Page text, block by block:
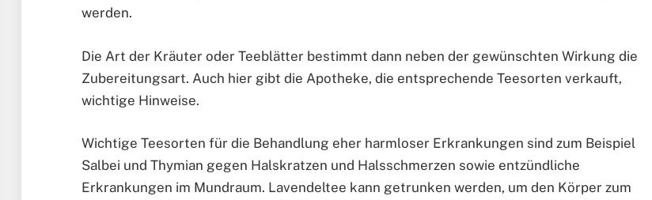
werden.
Die Art der Kräuter oder Teeblätter bestimmt dann neben der gewünschten Wirkung die
Zubereitungsart. Auch hier gibt die Apotheke, die entsprechende Teesorten verkauft,
wichtige Hinweise.
Wichtige Teesorten für die Behandlung eher harmloser Erkrankungen sind zum Beispiel
Salbei und Thymian gegen Halskratzen und Halsschmerzen sowie entzündliche
Erkrankungen im Mundraum. Lavendeltee kann getrunken werden, um den Körper zum